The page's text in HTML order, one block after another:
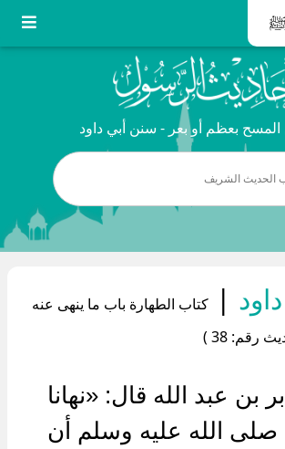
ﷺ
بعظم أو بعر - سنن أبي داود
|
كتاب الطهارة باب ما ينهى عنه
رقم: 38 )
بن عبد الله قال: «نهانا
صلى الله عليه وسلم أن